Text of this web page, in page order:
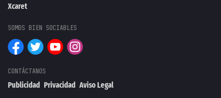
Xcaret
Publicidad Privacidad Aviso Legal